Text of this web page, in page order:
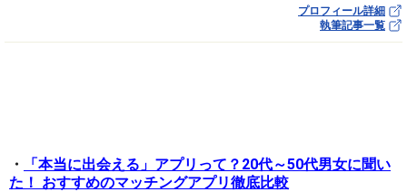
プロフィール詳細
執筆記事一覧
・
「本当に出会える」アプリって？20代～50代男女に聞い
た！ おすすめのマッチングアプリ徹底比較